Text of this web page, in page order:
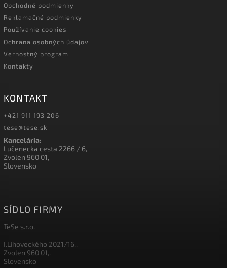
Obchodné podmienky
Reklamačné podmienky
Používanie cookies
Ochrana osobných údajov
Vernostný program
Kontakty
KONTAKT
+421 911 193 206
tese@tese.sk
Kancelária:
Lučenecka cesta 2266 / 6,
Zvolen 960 01,
Slovensko
SÍDLO FIRMY
TeSe s.r.o.
I.Lihoveckého 2021/16,.
Zvolen 960 01,.
Slovensko